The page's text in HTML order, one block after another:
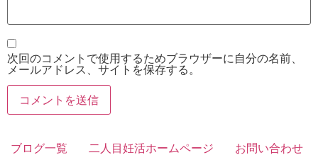
次回のコメントで使用するためブラウザーに自分の名前、
メールアドレス、サイトを保存する。
ブログ一覧 二人目妊活ホームページ お問い合わせ